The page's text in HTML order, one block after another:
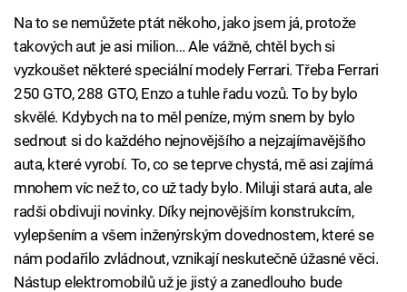
Na to se nemůžete ptát někoho, jako jsem já, protože
takových aut je asi milion… Ale vážně, chtěl bych si
vyzkoušet některé speciální modely Ferrari. Třeba Ferrari
250 GTO, 288 GTO, Enzo a tuhle řadu vozů. To by bylo
skvělé. Kdybych na to měl peníze, mým snem by bylo
sednout si do každého nejnovějšího a nejzajímavějšího
auta, které vyrobí. To, co se teprve chystá, mě asi zajímá
mnohem víc než to, co už tady bylo. Miluji stará auta, ale
radši obdivuji novinky. Díky nejnovějším konstrukcím,
vylepšením a všem inženýrským dovednostem, které se
nám podařilo zvládnout, vznikají neskutečně úžasné věci.
Nástup elektromobilů už je jistý a zanedlouho bude